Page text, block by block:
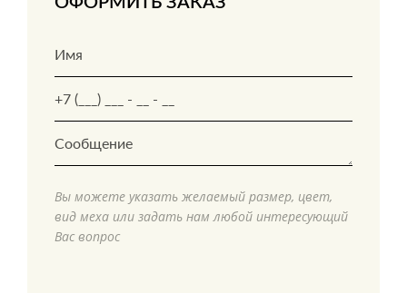
Вы можете указать желаемый размер, цвет,
вид меха или задать нам любой интересующий
Вас вопрос